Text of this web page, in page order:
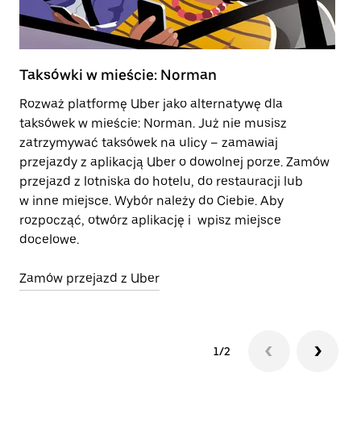
Taksówki w mieście: Norman
Rozważ platformę Uber jako alternatywę dla
taksówek w mieście: Norman. Już nie musisz
zatrzymywać taksówek na ulicy – zamawiaj
przejazdy z aplikacją Uber o dowolnej porze. Zamów
przejazd z lotniska do hotelu, do restauracji lub
w inne miejsce. Wybór należy do Ciebie. Aby
rozpocząć, otwórz aplikację i wpisz miejsce
docelowe.
Zamów przejazd z Uber
1/2